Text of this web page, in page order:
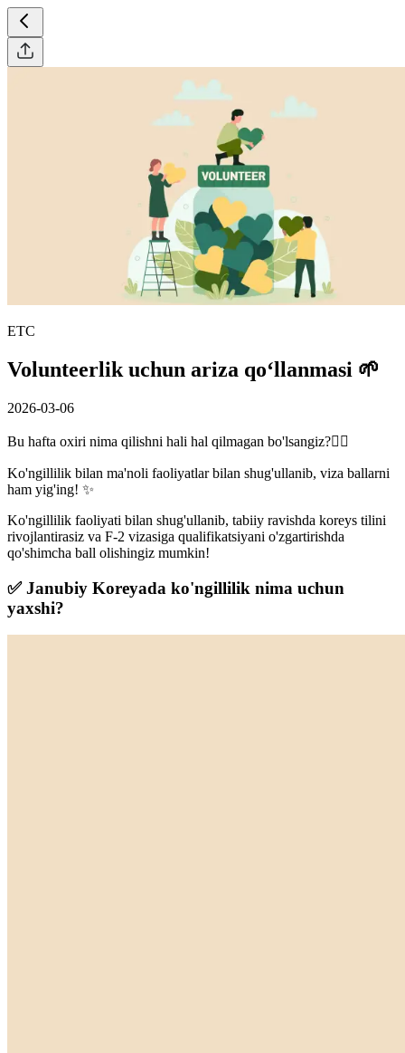
ETC
Volunteerlik uchun ariza qo‘llanmasi 🌱
2026-03-06
Bu hafta oxiri nima qilishni hali hal qilmagan bo'lsangiz?🙋‍♀️
Ko'ngillilik bilan ma'noli faoliyatlar bilan shug'ullanib, viza ballarni
ham yig'ing! ✨
Ko'ngillilik faoliyati bilan shug'ullanib, tabiiy ravishda koreys tilini
rivojlantirasiz va F-2 vizasiga qualifikatsiyani o'zgartirishda
qo'shimcha ball olishingiz mumkin!
✅ Janubiy Koreyada ko'ngillilik nima uchun
yaxshi?